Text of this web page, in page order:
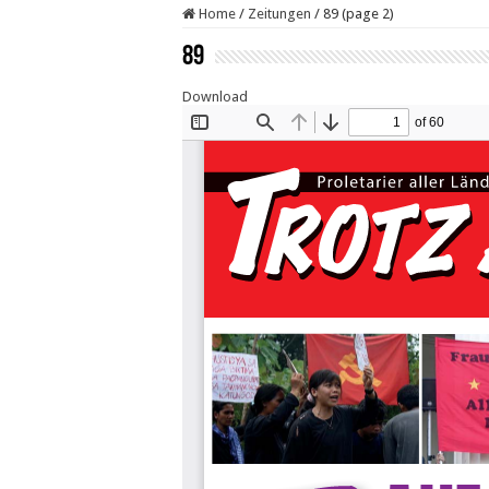
Home / Zeitungen / 89 (page 2)
89
Download